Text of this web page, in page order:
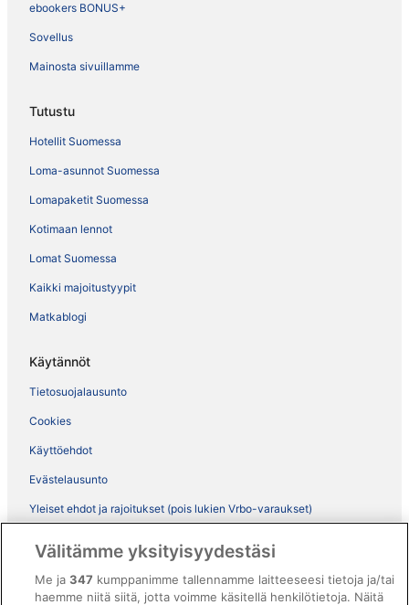
ebookers BONUS+
Sovellus
Mainosta sivuillamme
Tutustu
Hotellit Suomessa
Loma-asunnot Suomessa
Lomapaketit Suomessa
Kotimaan lennot
Lomat Suomessa
Kaikki majoitustyypit
Matkablogi
Käytännöt
Tietosuojalausunto
Cookies
Käyttöehdot
Evästelausunto
Yleiset ehdot ja rajoitukset (pois lukien Vrbo-varaukset)
ebookers BONUS+ -ohjelman ehdot
Välitämme yksityisyydestäsi
Me ja347 kumppanimme tallennamme laitteeseesi tietoja ja/tai
haemme niitä siitä, jotta voimme käsitellä henkilötietoja. Näitä